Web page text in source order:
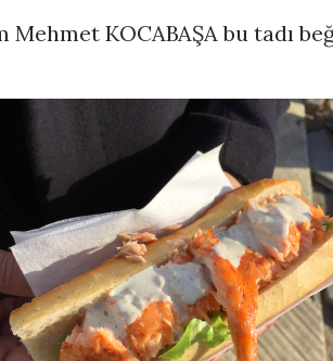
Mehmet KOCABAŞA bu tadı